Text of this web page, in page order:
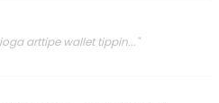
arttipe wallet tippin..."